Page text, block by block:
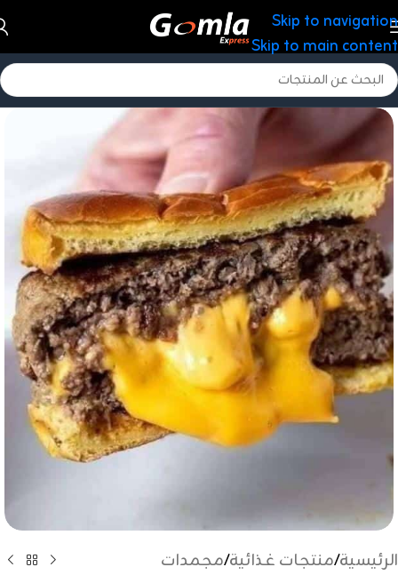
Skip to navigation
Skip to main content
الرئيسية/منتجات غذائية/مجمدات